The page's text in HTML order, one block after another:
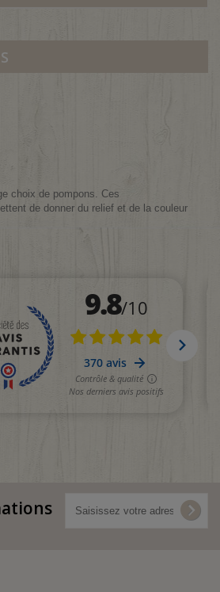
choix de pompons. Ces
de donner du relief et de la couleur